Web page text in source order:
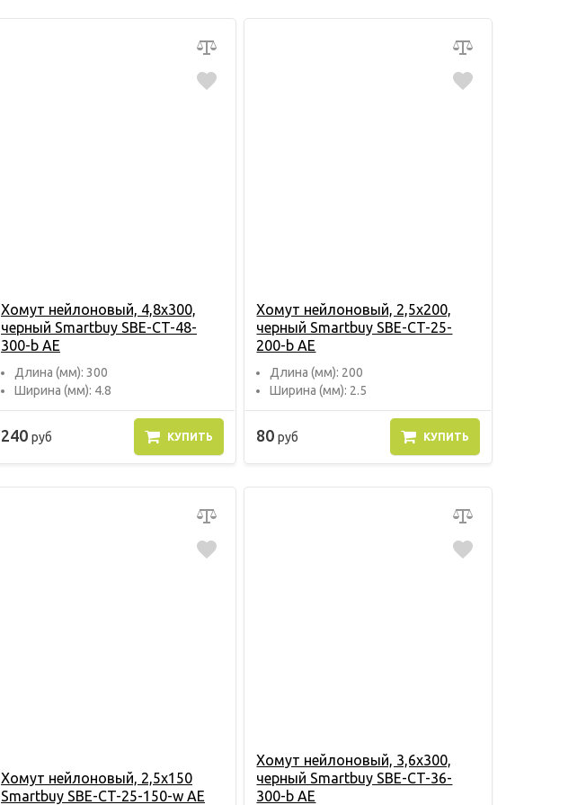
Хомут нейлоновый, 4,8х300,
черный Smartbuy SBE-CT-48-
300-b AE
Длина (мм): 300
Ширина (мм): 4.8
240 руб КУПИТЬ
Хомут нейлоновый, 2,5х200,
черный Smartbuy SBE-CT-25-
200-b AE
Длина (мм): 200
Ширина (мм): 2.5
80руб КУПИТЬ
Хомут нейлоновый, 2,5х150
Smartbuy SBE-CT-25-150-w AE
Хомут нейлоновый, 3,6х300,
черный Smartbuy SBE-CT-36-
300-b AE